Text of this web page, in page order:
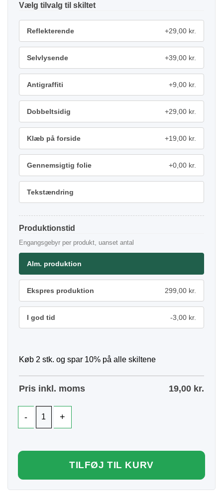
tilvalg
Reflekterende +29,00 kr.
Selvlysende +39,00 kr.
Antigraffiti +9,00 kr.
Dobbeltsidig +29,00 kr.
Klæb på forside +19,00 kr.
Gennemsigtig folie +0,00 kr.
Tekstændring
Produktionstid
Engangsgebyr per produkt, uanset antal
Alm. produktion
Ekspres produktion 299,00 kr.
I god tid -3,00 kr.
Køb 2 stk. og spar 10% på alle skiltene
Pris inkl. moms 19,00 kr.
TILFØJ TIL KURV